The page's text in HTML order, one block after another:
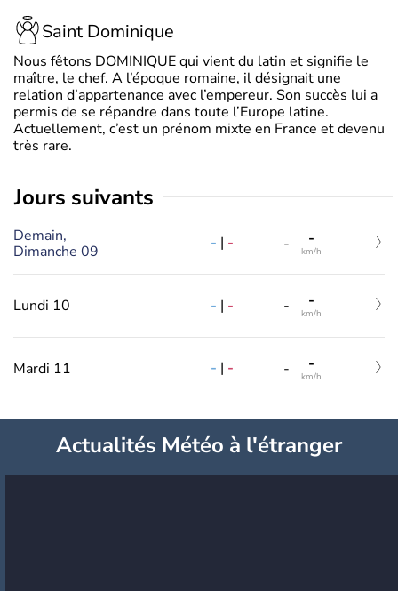
Saint Dominique
Nous fêtons DOMINIQUE qui vient du latin et signifie le
maître, le chef. A l’époque romaine, il désignait une
relation d’appartenance avec l’empereur. Son succès lui a
permis de se répandre dans toute l’Europe latine.
Actuellement, c’est un prénom mixte en France et devenu
très rare.
jours suivants
Demain,
Dimanche 09
- | - - -
km/h
Lundi 10 - | - - -
km/h
Mardi 11 - | - - -
km/h
Actualités Météo à l'étranger